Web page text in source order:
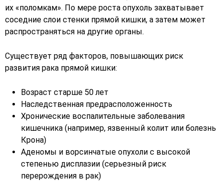
их «поломкам». По мере роста опухоль захватывает
соседние слои стенки прямой кишки, а затем может
распространяться на другие органы.
Существует ряд факторов, повышающих риск
развития рака прямой кишки:
Возраст старше 50 лет
Наследственная предрасположенность
Хронические воспалительные заболевания
кишечника (например, язвенный колит или болезнь
Крона)
Аденомы и ворсинчатые опухоли с высокой
степенью дисплазии (серьезный риск
перерождения в рак)